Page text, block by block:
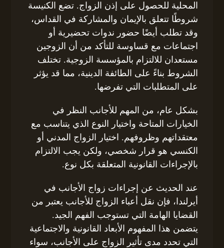
المحلية للحصول على إذن الزواج. تضع الكنيسة
شروطًا تتعلق بالإيمان والمشاركة في القداس،
وقد تطلب أيضًا حضور ندوات تحضيرية أو
اجتماعات مع قساوسة للتأكد من أن الزوجين
مستعدان للالتزام بالمؤسسة الزوجية. تختلف
الشروط بناءً على الطائفة الدينية، مما قد يؤثر
على المتطلبات التي تفرضها.
بشكل عام، من المهم للأجانب النظر في
الخيارات المتاحة واختيار النوع الذي يتناسب مع
معتقداتهم وظروفهم. اختيار الزواج المدني أو
الكنسي هو قرار شخصي، ولكن يجب الالتزام
بالإجراءات القانونية المتعلقة بكل نوع.
عند الحديث عن إجراءات زواج الأجانب في
أيرلندا، فإن نقل أعباء الزواج للأجانب يعتبر من
القضايا الهامة التي تستوجب الفهم الجيد.
يتضمن هذا المفهوم الأبعاد القانونية والاجتماعية
التي تحدد مدى تأثير الزواج على الأجانب، سواء